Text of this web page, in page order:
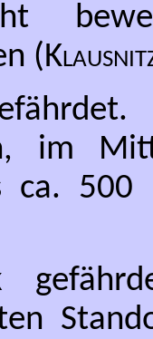
(
im
ca.